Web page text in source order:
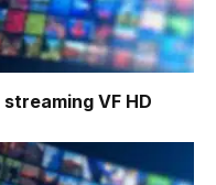
streaming VF HD